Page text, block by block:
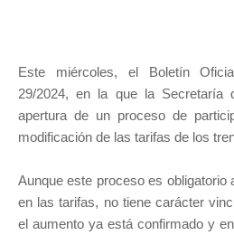
Este miércoles, el Boletín
29/2024, en la que la Secretaría
apertura de un proceso de
modificación de las tarifas de los
Aunque este proceso es obligatorio
en las tarifas, no tiene carácter
el aumento ya está confirmado y